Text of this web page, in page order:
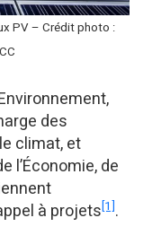
PV – Crédit photo :
des
climat, et
l’Économie, de
à projets[1].